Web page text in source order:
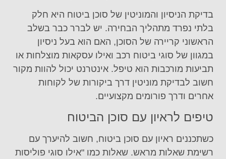
בדיקת הניסיון והמוניטין של סוכן ביטוח היא חלק
בלתי נפרד מתהליך הבחירה. יש לברר כבר בשלב
הראשוני קריירה של הסוכן, האם הוא בעל ניסיון
במגוון של סוגי ביטוח רכב ואילו עסקאות מוצלחות או
תביעות מורכבות הוא טיפל. אינטרנט יכול להוות מקור
חשוב לבדיקת מוניטין דרך ביקורות של לקוחות
אחרים ודרך פורומים מקצועיים.
טיפים לראיון עם סוכן הביטוח
כשתכננים ראיון עם סוכן ביטוח, חשוב להיערך עם
רשימת שאלות מראש. שאלות כמו "אילו סוגי פוליסות